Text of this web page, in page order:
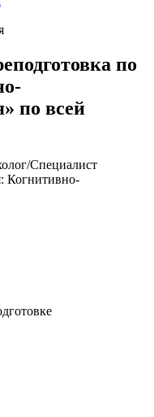
по
по всей
Специалист
Когнитивно-